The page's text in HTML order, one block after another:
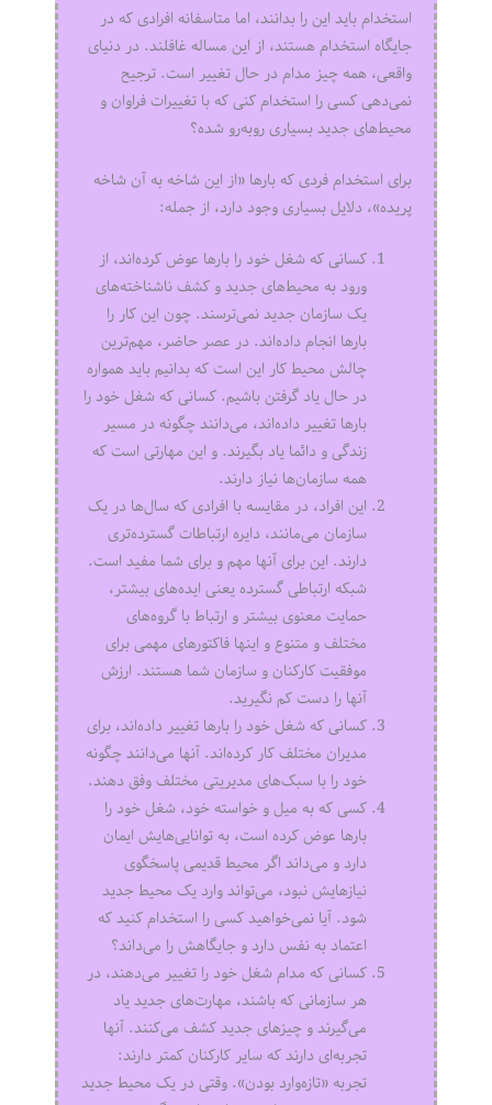
استخدام باید این را بدانند، اما متاسفانه افرادی که در
جایگاه استخدام هستند، از این مساله غافلند. در دنیای
واقعی، همه چیز مدام در حال تغییر است. ترجیح
نمی‌دهی کسی را استخدام کنی که با تغییرات فراوان و
محیط‌های جدید بسیاری روبه‌رو شده؟
برای استخدام فردی که بارها «از این شاخه به آن شاخه
پریده»، دلایل بسیاری وجود دارد، از جمله:
کسانی که شغل خود را بارها عوض کرده‌اند، از
ورود به محیط‌های جدید و کشف ناشناخته‌های
یک سازمان جدید نمی‌ترسند. چون این کار را
بارها انجام داده‌اند. در عصر حاضر، مهم‌ترین
چالش محیط کار این است که بدانیم باید همواره
در حال یاد گرفتن باشیم. کسانی که شغل خود را
بارها تغییر داده‌اند، می‌دانند چگونه در مسیر
زندگی و دائما یاد بگیرند. و این مهارتی است که
همه سازمان‌ها نیاز دارند.
این افراد، در مقایسه با افرادی که سال‌ها در یک
سازمان می‌مانند، دایره ارتباطات گسترده‌تری
دارند. این برای آنها مهم و برای شما مفید است.
شبکه ارتباطی گسترده یعنی ایده‌های بیشتر،
حمایت معنوی بیشتر و ارتباط با گروه‌های
مختلف و متنوع و اینها فاکتورهای مهمی برای
موفقیت کارکنان و سازمان شما هستند. ارزش
آنها را دست کم نگیرید.
کسانی که شغل خود را بارها تغییر داده‌اند، برای
مدیران مختلف کار کرده‌اند. آنها می‌دانند چگونه
خود را با سبک‌های مدیریتی مختلف وفق دهند.
کسی که به میل و خواسته خود، شغل خود را
بارها عوض کرده است، به توانایی‌هایش ایمان
دارد و می‌داند اگر محیط قدیمی پاسخگوی
نیازهایش نبود، می‌تواند وارد یک محیط جدید
شود. آیا نمی‌خواهید کسی را استخدام کنید که
اعتماد به نفس دارد و جایگاهش را می‌داند؟
کسانی که مدام شغل خود را تغییر می‌دهند، در
هر سازمانی که باشند، مهارت‌های جدید یاد
می‌گیرند و چیزهای جدید کشف می‌کنند. آنها
تجربه‌ای دارند که سایر کارکنان کمتر دارند:
تجربه «تازه‌وارد بودن». وقتی در یک محیط جدید